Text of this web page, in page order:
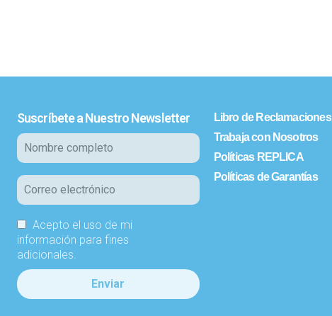
Suscríbete a Nuestro Newsletter
Acepto el uso de mi
información para fines
adicionales.
Libro de Reclamaciones
Trabaja con Nosotros
Políticas REPLICA
Políticas de Garantías